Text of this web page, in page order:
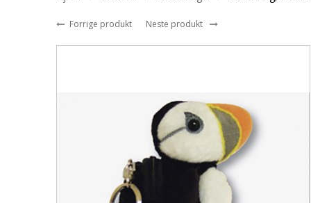
Forrige produkt Neste produkt